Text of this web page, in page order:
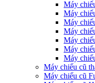
Máy
Máy
Máy
Máy
Máy
Máy
Máy
Máy chiếu cũ
Máy chiếu cũ